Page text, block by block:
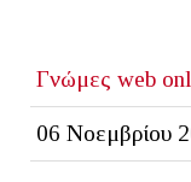
Γνώμες web
06 Νοεμβρίου